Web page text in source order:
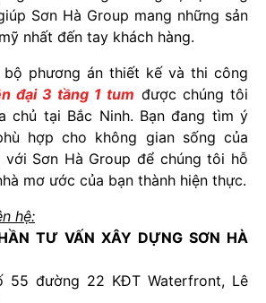
Sơn Hà Group mang những sản
nhất đến tay khách hàng.
phương án thiết kế và thi công
đại 3 tầng 1 tum được chúng tôi
chủ tại Bắc Ninh. Bạn đang tìm ý
hợp cho không gian sống của
với Sơn Hà Group để chúng tôi hỗ
mơ ước của bạn thành hiện thực.
hệ:
TƯ VẤN XÂY DỰNG SƠN HÀ
55 đường 22 KĐT Waterfront, Lê